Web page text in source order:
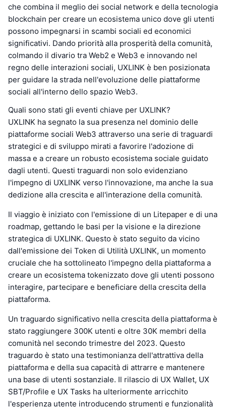
che combina il meglio dei social network e della tecnologia
blockchain per creare un ecosistema unico dove gli utenti
possono impegnarsi in scambi sociali ed economici
significativi. Dando priorità alla prosperità della comunità,
colmando il divario tra Web2 e Web3 e innovando nel
regno delle interazioni sociali, UXLINK è ben posizionata
per guidare la strada nell'evoluzione delle piattaforme
sociali all'interno dello spazio Web3.
Quali sono stati gli eventi chiave per UXLINK?
UXLINK ha segnato la sua presenza nel dominio delle
piattaforme sociali Web3 attraverso una serie di traguardi
strategici e di sviluppo mirati a favorire l'adozione di
massa e a creare un robusto ecosistema sociale guidato
dagli utenti. Questi traguardi non solo evidenziano
l'impegno di UXLINK verso l'innovazione, ma anche la sua
dedizione alla crescita e all'interazione della comunità.
Il viaggio è iniziato con l'emissione di un Litepaper e di una
roadmap, gettando le basi per la visione e la direzione
strategica di UXLINK. Questo è stato seguito da vicino
dall'emissione dei Token di Utilità UXLINK, un momento
cruciale che ha sottolineato l'impegno della piattaforma a
creare un ecosistema tokenizzato dove gli utenti possono
interagire, partecipare e beneficiare della crescita della
piattaforma.
Un traguardo significativo nella crescita della piattaforma è
stato raggiungere 300K utenti e oltre 30K membri della
comunità nel secondo trimestre del 2023. Questo
traguardo è stato una testimonianza dell'attrattiva della
piattaforma e della sua capacità di attrarre e mantenere
una base di utenti sostanziale. Il rilascio di UX Wallet, UX
SBT/Profile e UX Tasks ha ulteriormente arricchito
l'esperienza utente introducendo strumenti e funzionalità